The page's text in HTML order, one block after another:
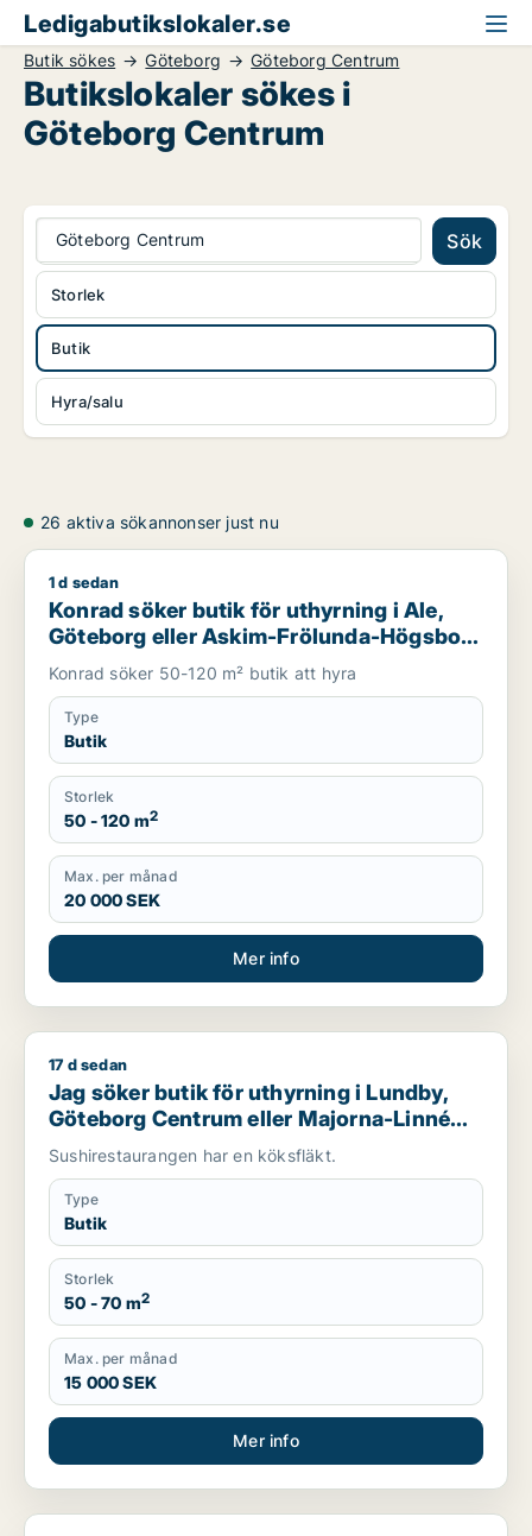
Ledigabutikslokaler.se
Butik sökes Göteborg Göteborg Centrum
Butikslokaler sökes i
Göteborg Centrum
Göteborg Centrum Sök
Butik
Hyra/salu
Storlek
26 aktiva sökannonser just nu
Konrad söker butik för uthyrning i Ale, Göteborg eller
1 d sedan
Konrad söker butik för uthyrning i Ale,
Göteborg eller Askim-Frölunda-Högsbo
m.fl.
Konrad söker 50-120 m² butik att hyra
Type
Butik
Storlek
50 - 120 m2
Max. per månad
20 000 SEK
Mer info
Jag söker butik för uthyrning i Lundby, Göteborg Centrum
17 d sedan
Jag söker butik för uthyrning i Lundby,
Göteborg Centrum eller Majorna-Linné
m.fl.
Sushirestaurangen har en köksfläkt.
Type
Butik
Storlek
50 - 70 m2
Max. per månad
15 000 SEK
Mer info